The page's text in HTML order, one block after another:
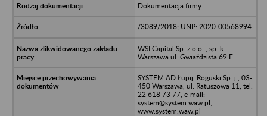
Dokumentacja firmy
/3089/2018; UNP: 2020-00568994
WSI Capital Sp. z o.o. , sp. k. -
Warszawa ul. Gwiaździsta 69 F
SYSTEM AD Łupij, Roguski Sp. j., 03-
450 Warszawa, ul. Ratuszowa 11, tel.
22 618 73 77, e-mail:
system@system.waw.pl,
www.system.waw.pl